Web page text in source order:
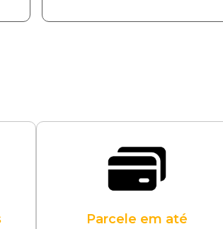
Parcele em até